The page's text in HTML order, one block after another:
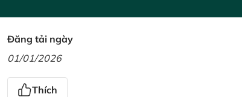
Đăng tải ngày
01/01/2026
Thích